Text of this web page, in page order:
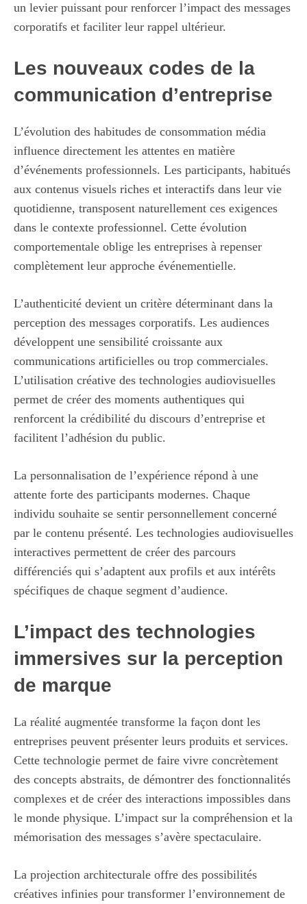
un levier puissant pour renforcer l’impact des messages
corporatifs et faciliter leur rappel ultérieur.
Les nouveaux codes de la
communication d’entreprise
L’évolution des habitudes de consommation média
influence directement les attentes en matière
d’événements professionnels. Les participants, habitués
aux contenus visuels riches et interactifs dans leur vie
quotidienne, transposent naturellement ces exigences
dans le contexte professionnel. Cette évolution
comportementale oblige les entreprises à repenser
complètement leur approche événementielle.
L’authenticité devient un critère déterminant dans la
perception des messages corporatifs. Les audiences
développent une sensibilité croissante aux
communications artificielles ou trop commerciales.
L’utilisation créative des technologies audiovisuelles
permet de créer des moments authentiques qui
renforcent la crédibilité du discours d’entreprise et
facilitent l’adhésion du public.
La personnalisation de l’expérience répond à une
attente forte des participants modernes. Chaque
individu souhaite se sentir personnellement concerné
par le contenu présenté. Les technologies audiovisuelles
interactives permettent de créer des parcours
différenciés qui s’adaptent aux profils et aux intérêts
spécifiques de chaque segment d’audience.
L’impact des technologies
immersives sur la perception
de marque
La réalité augmentée transforme la façon dont les
entreprises peuvent présenter leurs produits et services.
Cette technologie permet de faire vivre concrètement
des concepts abstraits, de démontrer des fonctionnalités
complexes et de créer des interactions impossibles dans
le monde physique. L’impact sur la compréhension et la
mémorisation des messages s’avère spectaculaire.
La projection architecturale offre des possibilités
créatives infinies pour transformer l’environnement de